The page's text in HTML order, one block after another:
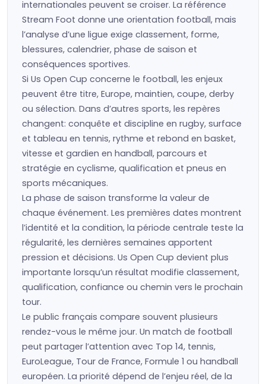
internationales peuvent se croiser. La référence
Stream Foot donne une orientation football, mais
l’analyse d’une ligue exige classement, forme,
blessures, calendrier, phase de saison et
conséquences sportives.
Si Us Open Cup concerne le football, les enjeux
peuvent être titre, Europe, maintien, coupe, derby
ou sélection. Dans d’autres sports, les repères
changent: conquête et discipline en rugby, surface
et tableau en tennis, rythme et rebond en basket,
vitesse et gardien en handball, parcours et
stratégie en cyclisme, qualification et pneus en
sports mécaniques.
La phase de saison transforme la valeur de
chaque événement. Les premières dates montrent
l’identité et la condition, la période centrale teste la
régularité, les dernières semaines apportent
pression et décisions. Us Open Cup devient plus
importante lorsqu’un résultat modifie classement,
qualification, confiance ou chemin vers le prochain
tour.
Le public français compare souvent plusieurs
rendez-vous le même jour. Un match de football
peut partager l’attention avec Top 14, tennis,
EuroLeague, Tour de France, Formule 1 ou handball
européen. La priorité dépend de l’enjeu réel, de la